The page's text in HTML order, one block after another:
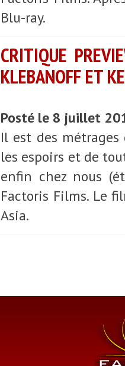
Blu-ray.
CRITIQUE
KLEBANOFF ET
Posté le 8 juillet
Il est des
les espoirs et de
enfin chez nous
Factoris Films. Le
Asia.